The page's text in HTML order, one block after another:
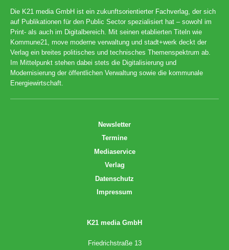
Die K21 media GmbH ist ein zukunftsorientierter Fachverlag, der sich
auf Publikationen für den Public Sector spezialisiert hat – sowohl im
Print- als auch im Digitalbereich. Mit seinen etablierten Titeln wie
Kommune21, move moderne verwaltung und stadt+werk deckt der
Verlag ein breites politisches und technisches Themenspektrum ab.
Im Mittelpunkt stehen dabei stets die Digitalisierung und
Modernisierung der öffentlichen Verwaltung sowie die kommunale
Energiewirtschaft.
Newsletter
Termine
Mediaservice
Verlag
Datenschutz
Impressum
K21 media GmbH
Friedrichstraße 13